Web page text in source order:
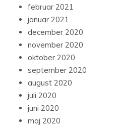
februar 2021
januar 2021
december 2020
november 2020
oktober 2020
september 2020
august 2020
juli 2020
juni 2020
maj 2020